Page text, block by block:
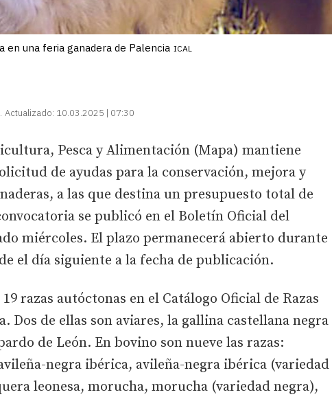
en una feria ganadera de Palencia ICAL
Actualizado: 10.03.2025 | 07:30
Pesca y Alimentación (Mapa) mantiene
de ayudas para la conservación, mejora y
a las que destina un presupuesto total de
se publicó en el Boletín Oficial del
miércoles. El plazo permanecerá abierto durante
el día siguiente a la fecha de publicación.
razas autóctonas en el Catálogo Oficial de Razas
Dos de ellas son aviares, la gallina castellana negra
de León. En bovino son nueve las razas:
negra ibérica, avileña-negra ibérica (variedad
leonesa, morucha, morucha (variedad negra),